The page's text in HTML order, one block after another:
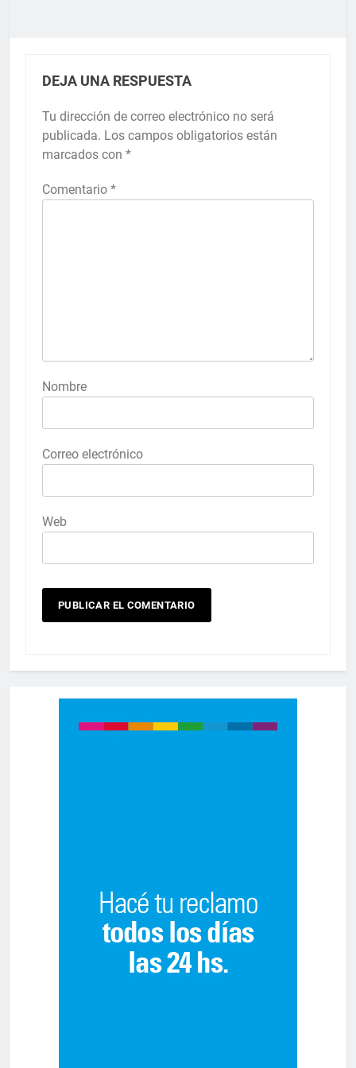
DEJA UNA RESPUESTA
Tu dirección de correo electrónico no será
publicada. Los campos obligatorios están
marcados con *
Comentario *
Nombre
Correo electrónico
Web